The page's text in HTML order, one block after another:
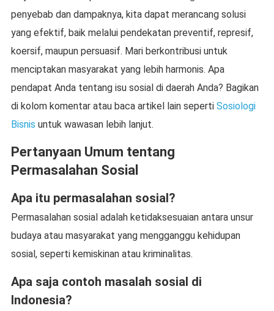
penyebab dan dampaknya, kita dapat merancang solusi
yang efektif, baik melalui pendekatan preventif, represif,
koersif, maupun persuasif. Mari berkontribusi untuk
menciptakan masyarakat yang lebih harmonis. Apa
pendapat Anda tentang isu sosial di daerah Anda? Bagikan
di kolom komentar atau baca artikel lain seperti Sosiologi
Bisnis untuk wawasan lebih lanjut.
Pertanyaan Umum tentang
Permasalahan Sosial
Apa itu permasalahan sosial?
Permasalahan sosial adalah ketidaksesuaian antara unsur
budaya atau masyarakat yang mengganggu kehidupan
sosial, seperti kemiskinan atau kriminalitas.
Apa saja contoh masalah sosial di
Indonesia?